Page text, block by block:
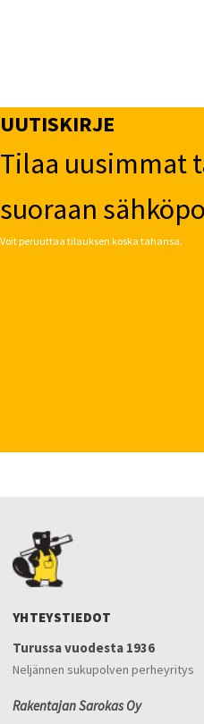
UUTISKIRJE
Tilaa uusimmat
suoraan
Voit peruuttaa tilauksen koska tahansa.
YHTEYSTIEDOT
Turussa vuodesta 1936
Neljännen sukupolven perheyritys
Rakentajan Sarokas Oy